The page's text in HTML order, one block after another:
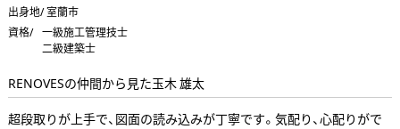
出身地/ 室蘭市
資格/ 一級施工管理技士
二級建築士
RENOVESの仲間から見た玉木 雄太
超段取りが上手で、図面の読み込みが丁寧です。気配り、心配りがで